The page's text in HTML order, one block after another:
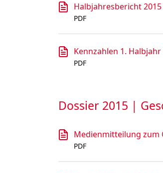
Halbjahresbericht 2015
PDF
Kennzahlen 1. Halbjahr
PDF
Dossier 2015 |
Medienmitteilung zum
PDF